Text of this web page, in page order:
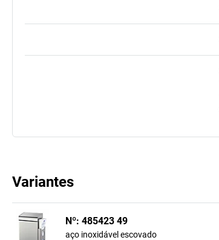
Variantes
Nº: 485423 49
aço inoxidável escovado